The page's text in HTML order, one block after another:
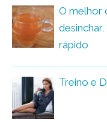
O melhor
rápido
Treino e